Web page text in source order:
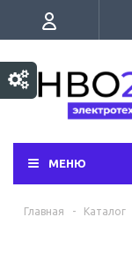
МЕНЮ
Главная - Каталог